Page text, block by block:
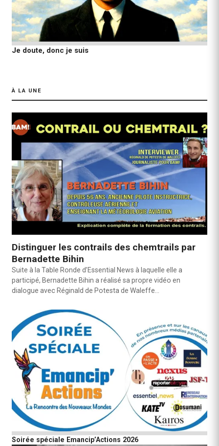
Je doute, donc je suis
À LA UNE
Distinguer les contrails des chemtrails par
Bernadette Bihin
Suite à la Table Ronde d’Essential News à laquelle elle a
participé, Bernadette Bihin a réalisé sa propre vidéo en
dialogue avec Réginald de Potesta de Waleffe…
Soirée spéciale Emancip’Actions 2026